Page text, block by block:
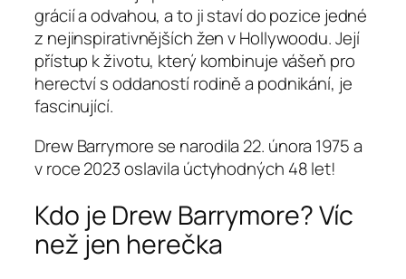
grácií a odvahou, a to ji staví do pozice jedné
z nejinspirativnějších žen v Hollywoodu. Její
přístup k životu, který kombinuje vášeň pro
herectví s oddaností rodině a podnikání, je
fascinující.
Drew Barrymore se narodila 22. února 1975 a
v roce 2023 oslavila úctyhodných 48 let!
Kdo je Drew Barrymore? Víc
než jen herečka